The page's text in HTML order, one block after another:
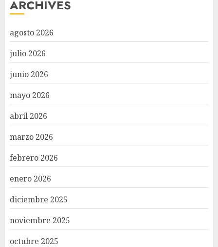
ARCHIVES
agosto 2026
julio 2026
junio 2026
mayo 2026
abril 2026
marzo 2026
febrero 2026
enero 2026
diciembre 2025
noviembre 2025
octubre 2025